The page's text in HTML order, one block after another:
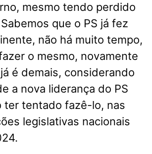
mesmo tendo perdido
que o PS já fez
não há muito tempo,
o mesmo, novamente
é demais, considerando
a nova liderança do PS
ter tentado fazê-lo, nas
legislativas nacionais